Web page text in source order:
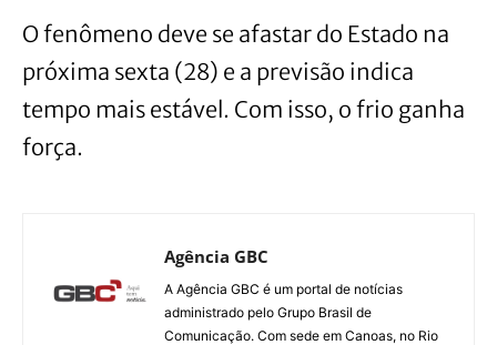
O fenômeno deve se afastar do Estado na
próxima sexta (28) e a previsão indica
tempo mais estável. Com isso, o frio ganha
força.
Agência GBC
A Agência GBC é um portal de notícias
administrado pelo Grupo Brasil de
Comunicação. Com sede em Canoas, no Rio